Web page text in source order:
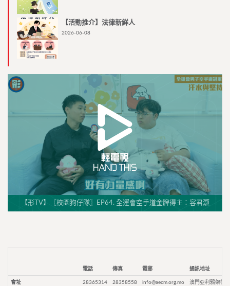
【活動推介】法律新鮮人
2026-06-08
【形TV】〖校園狗仔隊〗EP64. 全運會空手道金牌得主：容君灝
電話 傳真 電郵 通訊地址
會址 28365314 28358558 info@aecm.org.mo 澳門亞利鴉架街9